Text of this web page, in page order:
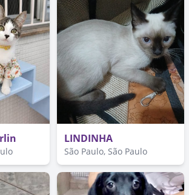
LINDINHA
São Paulo, São Paulo